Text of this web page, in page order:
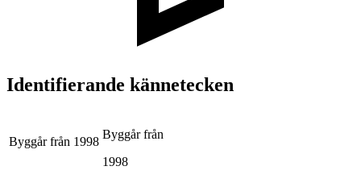
Identifierande kännetecken
Byggår från 1998
Byggår från
1998